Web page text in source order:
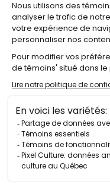
À propos
Équipe et direction
Contact
Carrières
Salle de presse
Éditions antérieures
Politique de
Préférences cookies